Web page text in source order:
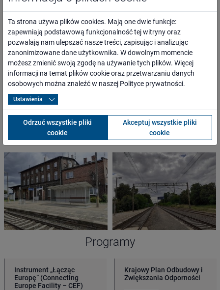
przewoźnicy oraz inni kontrahenci,
media lokalne, regionalne, branżowe i ogólnopolskie,
administracja rządowa i samorządowa,
organizacje pozarządowe.
WARTOŚĆ PROJEKTU
5 636 958,93 PLN
ZDJĘCIA
Programy
Instrument „Łącząc
Europę” (Connecting
Europe Facility – CEF)
Krajowy Plan Odbudowy i
Zwiększania Odporności
Ta strona używa plików cookies. Mają one dwie funkcje:
zapewniają podstawową funkcjonalność tej witryny oraz
pozwalają nam ulepszać nasze treści, zapisując i analizując
zanonimizowane dane użytkownika. W dowolnym momencie
możesz zmienić swoją zgodę na używanie tych plików. Więcej
informacji na temat plików cookie oraz przetwarzaniu danych
osobowych można znaleźć w naszej Polityce prywatności.
Ustawienia
Odrzuć wszystkie pliki
cookie
Akceptuj wszystkie pliki
cookie